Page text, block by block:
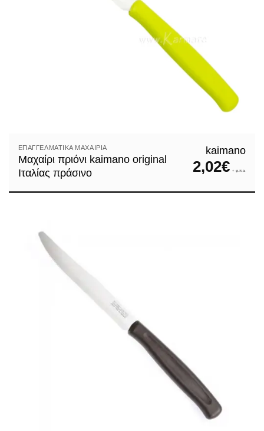
ΕΠΑΓΓΕΛΜΑΤΙΚΆ ΜΑΧΑΊΡΙΑ
Μαχαίρι πριόνι kaimano original
Ιταλίας πράσινο
kaimano
2,02€ + φ.π.α.